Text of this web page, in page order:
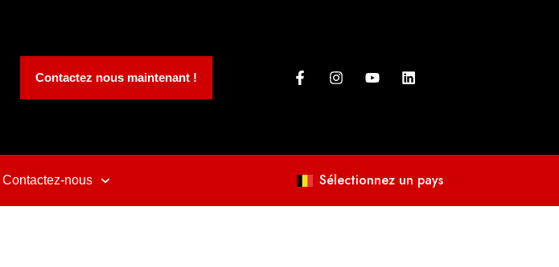
Contactez nous maintenant !
Contactez-nous Sélectionnez un pays